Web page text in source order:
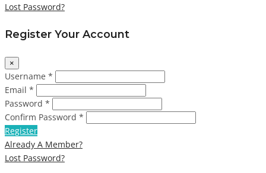
Lost Password?
Register Your Account
×
Username *
Email *
Password *
Confirm Password *
Register
Already A Member?
Lost Password?